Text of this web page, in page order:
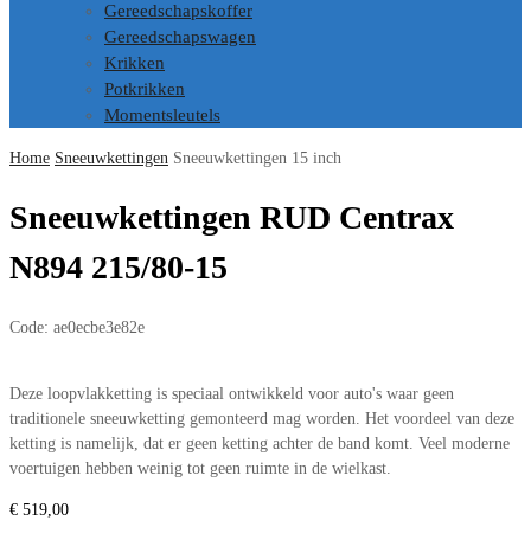
Gereedschapskoffer
Gereedschapswagen
Krikken
Potkrikken
Momentsleutels
Home Sneeuwkettingen Sneeuwkettingen 15 inch
Sneeuwkettingen RUD Centrax
N894 215/80-15
Code: ae0ecbe3e82e
Deze loopvlakketting is speciaal ontwikkeld voor auto's waar geen
traditionele sneeuwketting gemonteerd mag worden. Het voordeel van deze
ketting is namelijk, dat er geen ketting achter de band komt. Veel moderne
voertuigen hebben weinig tot geen ruimte in de wielkast.
€ 519,00